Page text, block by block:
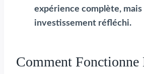
expérience complète,
investissement réfléchi.
Comment Fonctionne